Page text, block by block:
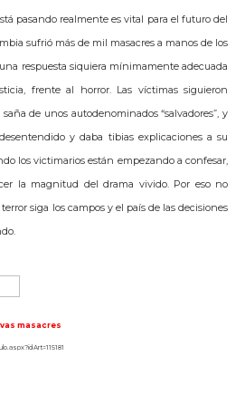
pasando realmente es vital para el futuro del
sufrió más de mil masacres a manos de los
respuesta siquiera mínimamente adecuada
frente al horror. Las víctimas siguieron
de unos autodenominados “salvadores”, y
y daba tibias explicaciones a su
los victimarios están empezando a confesar,
la magnitud del drama vivido. Por eso no
siga los campos y el país de las decisiones
masacres